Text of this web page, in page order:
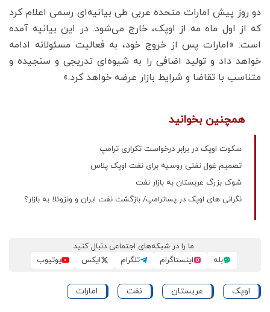
دو روز پیش امارات متحده عربی طی بیانیه‌ای رسمی اعلام کرد
که از اول ماه مه از اوپک، خارج می‌شود. در این بیانیه آمده
است: «امارات پس از خروج خود، به فعالیت مسئولانه ادامه
خواهد داد و تولید اضافی را به شیوه‌ای تدریجی و سنجیده و
متناسب با تقاضا و شرایط بازار عرضه خواهد کرد.»
همچنین بخوانید
سکوت اوپک در برابر درخواست تکراری ترامپ
تصمیم غول نفتی روسیه برای نفت اوپک پلاس
شوک بزرگ عربستان به بازار نفت
نگرانی های اوپک در پساترامپ/ بازگشت نفت ایران و ونزوئلا به بازار؟
ما را در شبکه‌های اجتماعی دنبال کنید
بله
اینستاگرام تلگرام ایکس یوتیوب
اوپک عربستان نفت امارات